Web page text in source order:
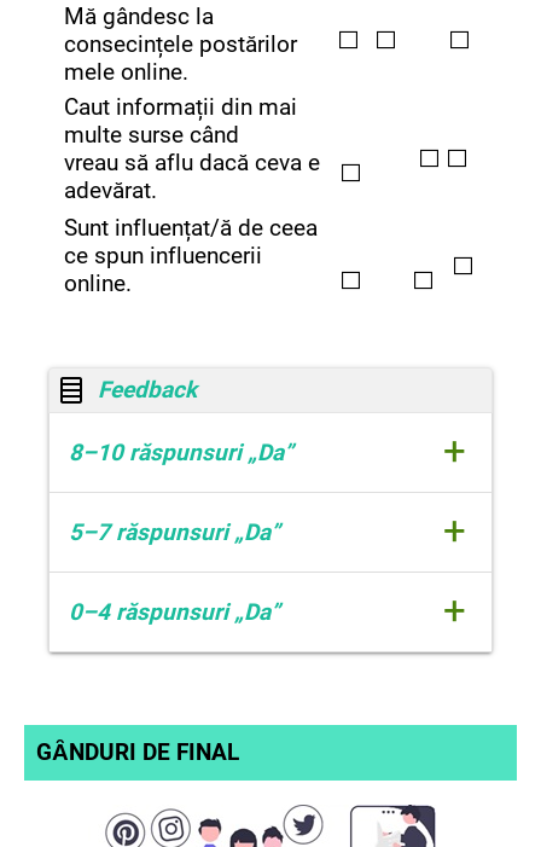
Mă gândesc la
consecințele postărilor
mele online.
⬜ ⬜ ⬜
Caut informații din mai
multe surse când
vreau să aflu dacă ceva e
adevărat.
⬜
⬜ ⬜
Sunt influențat/ă de ceea
ce spun influencerii
online.
⬜ ⬜
⬜
Feedback
8–10 răspunsuri „Da” +
Felicitări! Ai deja o gândire
critică solidă și te apropii de
un profil de elev alfabetizat
media!
5–7 răspunsuri „Da” +
Ești pe drumul cel bun, dar mai poți
învăța cum să verifici informațiile mai
eficient.
0–4 răspunsuri „Da” +
Parcurge ghidul cu atenție și aplică
sfaturile pe care le-ai descoperit!
GȂNDURI DE FINAL